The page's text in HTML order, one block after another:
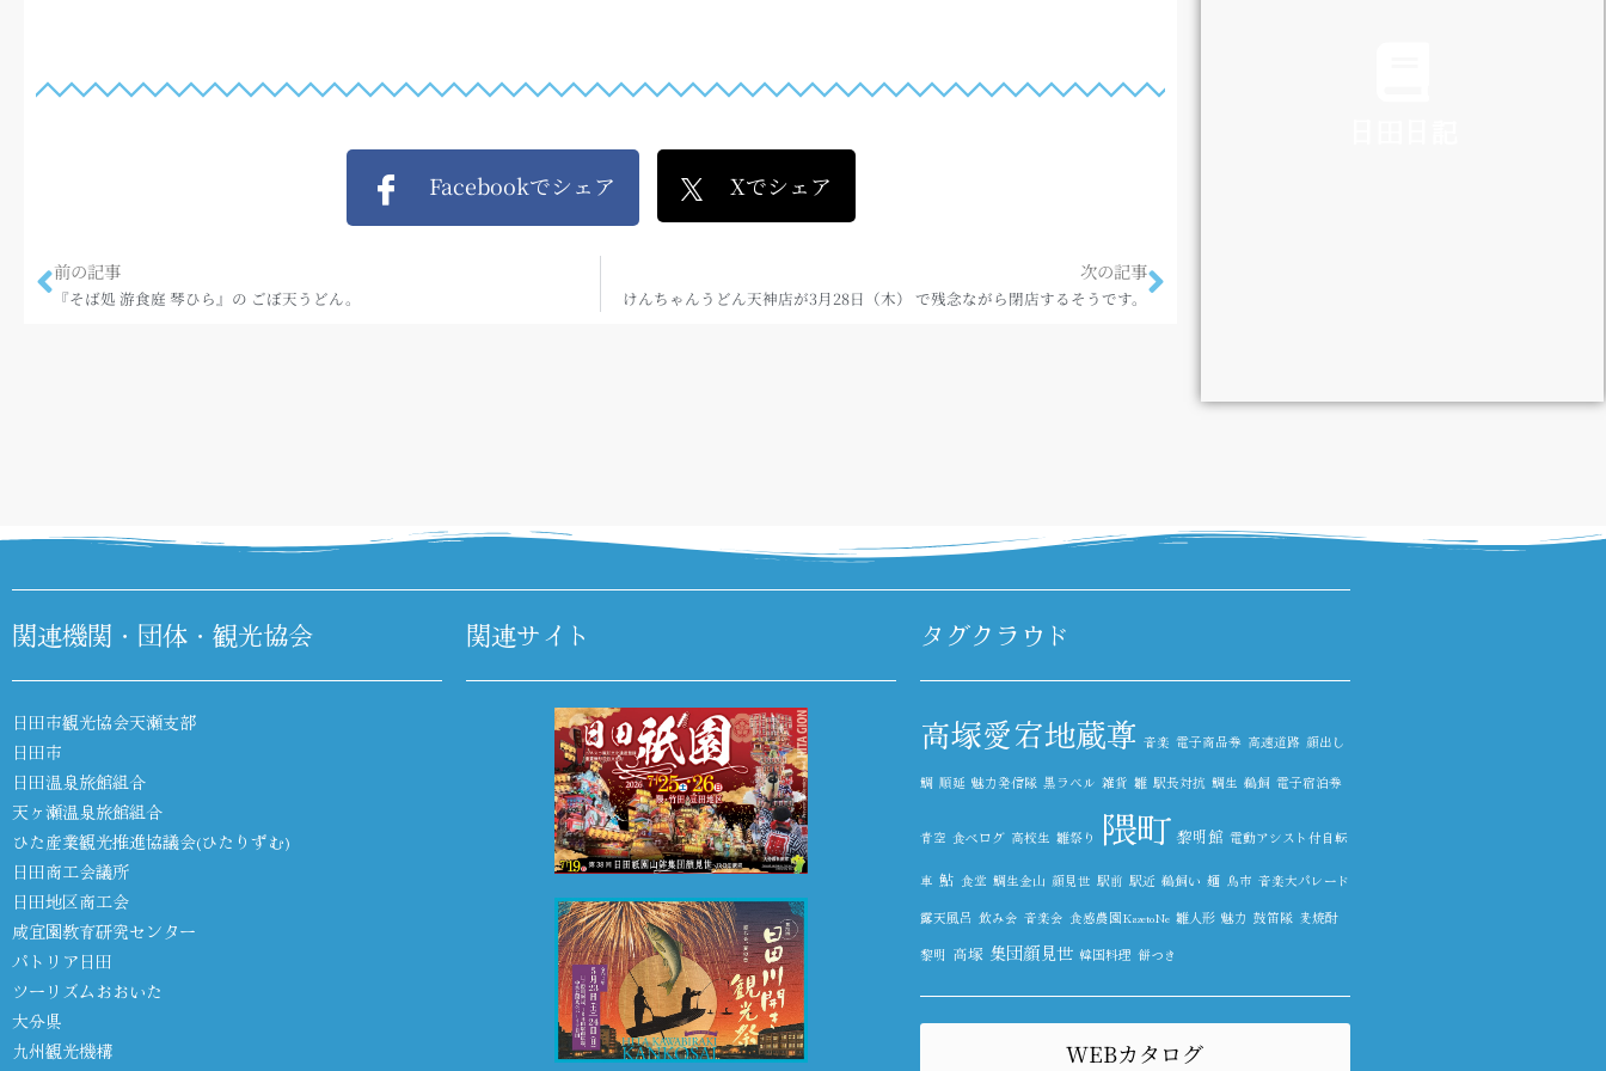
Facebookでシェア Xでシェア
前の記事
『そば処 游食庭 琴ひら』の ごぼ天うどん。
次の記事
けんちゃんうどん天神店が3月28日（木） で残念ながら閉店するそうです。
関連機関・団体・観光協会
日田市観光協会天瀬支部
日田市
日田温泉旅館組合
天ヶ瀬温泉旅館組合
ひた産業観光推進協議会(ひたりずむ)
日田商工会議所
日田地区商工会
咸宜園教育研究センター
パトリア日田
ツーリズムおおいた
大分県
九州観光機構
関連サイト タグクラウド
高塚愛宕地蔵尊 音楽 電子商品券 高速道路 顔出し
鯛 順延 魅力発信隊 黒ラベル 雑貨 雛 駅長対抗 鯛生 鵜飼 電子宿泊券
青空 食べログ 高校生 雛祭り 隈町 黎明館 電動アシスト付自転
車 鮎 食堂 鯛生金山 顔見世 駅前 駅近 鵜飼い 麺 鳥市 音楽大パレード
露天風呂 飲み会 音楽会 食感農園KazetoNe 雛人形 魅力 鼓笛隊 麦焼酎
黎明 高塚 集団顔見世 韓国料理 餅つき
WEBカタログ